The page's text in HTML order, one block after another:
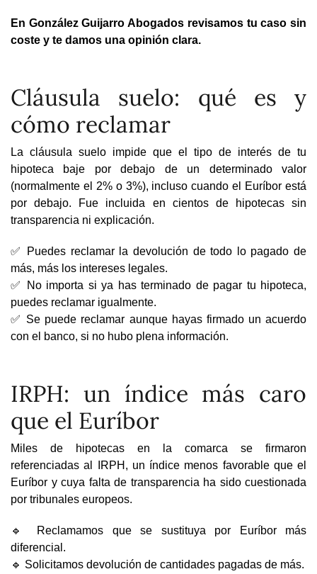
En González Guijarro Abogados revisamos tu caso sin
coste y te damos una opinión clara.
Cláusula suelo: qué es y
cómo reclamar
La cláusula suelo impide que el tipo de interés de tu
hipoteca baje por debajo de un determinado valor
(normalmente el 2% o 3%), incluso cuando el Euríbor está
por debajo. Fue incluida en cientos de hipotecas sin
transparencia ni explicación.
✅ Puedes reclamar la devolución de todo lo pagado de
más, más los intereses legales.
✅ No importa si ya has terminado de pagar tu hipoteca,
puedes reclamar igualmente.
✅ Se puede reclamar aunque hayas firmado un acuerdo
con el banco, si no hubo plena información.
IRPH: un índice más caro
que el Euríbor
Miles de hipotecas en la comarca se firmaron
referenciadas al IRPH, un índice menos favorable que el
Euríbor y cuya falta de transparencia ha sido cuestionada
por tribunales europeos.
🔹 Reclamamos que se sustituya por Euríbor más
diferencial.
🔹 Solicitamos devolución de cantidades pagadas de más.